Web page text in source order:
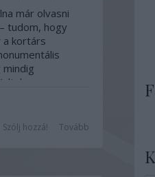
már olvasni
tudom, hogy
a kortárs
hogy a
is örültem,…Tovább
Szólj hozzá!